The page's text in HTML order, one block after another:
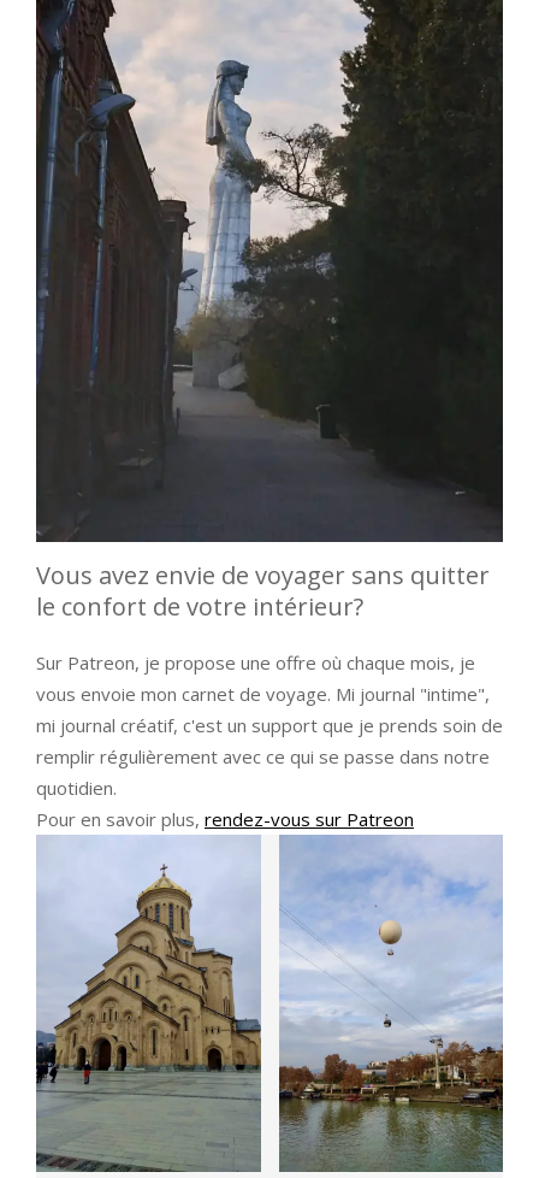
Vous avez envie de voyager sans quitter
le confort de votre intérieur?
Sur Patreon, je propose une offre où chaque mois, je
vous envoie mon carnet de voyage. Mi journal "intime",
mi journal créatif, c'est un support que je prends soin de
remplir régulièrement avec ce qui se passe dans notre
quotidien.
Pour en savoir plus, rendez-vous sur Patreon